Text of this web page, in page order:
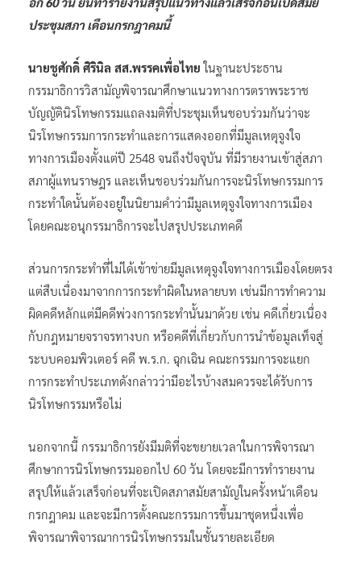
‘ชูศักดิ์’ เผย กมธ. มีมติขยายเวลาถกนิรโทษกรรมคดีการเมือง
อีก 60 วัน ยันทำรายงานสรุปแนวทางแล้วเสร็จก่อนเปิดสมัย
ประชุมสภา เดือนกรกฎาคมนี้
นายชูศักดิ์ ศิรินิล สส.พรรคเพื่อไทย
ในฐานะประธาน
กรรมาธิการวิสามัญพิจารณาศึกษาแนวทางการตราพระราช
บัญญัตินิรโทษกรรมแถลงมติที่ประชุมเห็นชอบร่วมกันว่าจะ
นิรโทษกรรมการกระทำและการแสดงออกที่มีมูลเหตุจูงใจ
ทางการเมืองตั้งแต่ปี 2548 จนถึงปัจจุบัน ที่มีรายงานเข้าสู่สภา
สภาผู้แทนราษฎร และเห็นชอบร่วมกันการจะนิรโทษกรรมการ
กระทำใดนั้นต้องอยู่ในนิยามคำว่ามีมูลเหตุจูงใจทางการเมือง
โดยคณะอนุกรรมาธิการจะไปสรุปประเภทคดี
ส่วนการกระทำที่ไม่ได้เข้าข่ายมีมูลเหตุจูงใจทางการเมืองโดยตรง
แต่สืบเนื่องมาจากการกระทำผิดในหลายบท เช่นมีการทำความ
ผิดคดีหลักแต่มีคดีพ่วงการกระทำนั้นมาด้วย เช่น คดีเกี่ยวเนื่อง
กับกฎหมายจราจรทางบก หรือคดีที่เกี่ยวกับการนำข้อมูลเท็จสู่
ระบบคอมพิวเตอร์ คดี พ.ร.ก. ฉุกเฉิน คณะกรรมการจะแยก
นิรโทษกรรมหรือไม่
นอกจากนี้ กรรมาธิการยังมีมติที่จะขยายเวลาในการพิจารณา
ศึกษาการนิรโทษกรรมออกไป 60 วัน โดยจะมีการทำรายงาน
สรุปให้แล้วเสร็จก่อนที่จะเปิดสภาสมัยสามัญในครั้งหน้าเดือน